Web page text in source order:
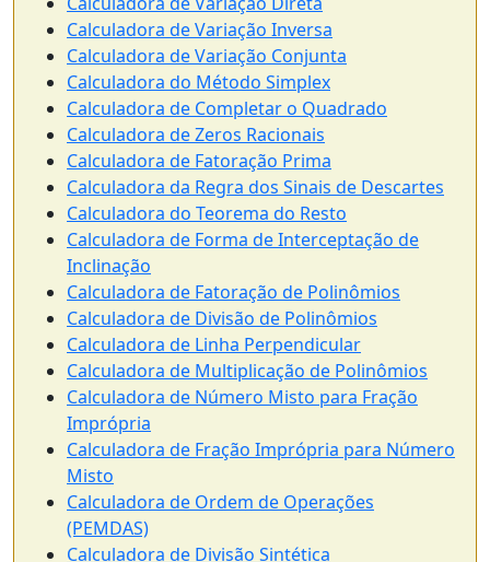
Calculadora de Variação Inversa
Calculadora de Variação Conjunta
Calculadora do Método Simplex
Calculadora de Completar o Quadrado
Calculadora de Zeros Racionais
Calculadora de Fatoração Prima
Calculadora da Regra dos Sinais de Descartes
Calculadora do Teorema do Resto
Calculadora de Forma de Interceptação de
Inclinação
Calculadora de Fatoração de Polinômios
Calculadora de Divisão de Polinômios
Calculadora de Linha Perpendicular
Calculadora de Multiplicação de Polinômios
Calculadora de Número Misto para Fração
Imprópria
Calculadora de Fração Imprópria para Número
Misto
Calculadora de Ordem de Operações
(PEMDAS)
Calculadora de Divisão Sintética